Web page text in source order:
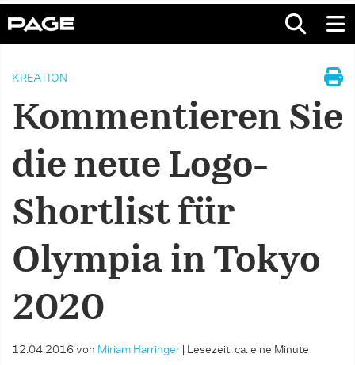
KREATION
Kommentieren Sie
die neue Logo-
Shortlist für
Olympia in Tokyo
2020
12.04.2016 von Miriam Harringer Lesezeit: ca. eine Minute